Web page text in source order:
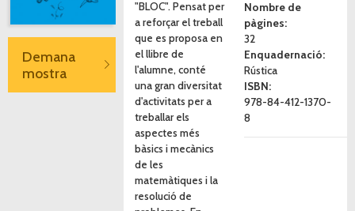
Demana
mostra
"BLOC". Pensat per
a reforçar el treball
que es proposa en
el llibre de
l'alumne, conté
una gran diversitat
d'activitats per a
treballar els
aspectes més
bàsics i mecànics
de les
matemàtiques i la
resolució de
Nombre de
pàgines:
32
Enquadernació:
Rústica
ISBN:
978-84-412-1370-
8